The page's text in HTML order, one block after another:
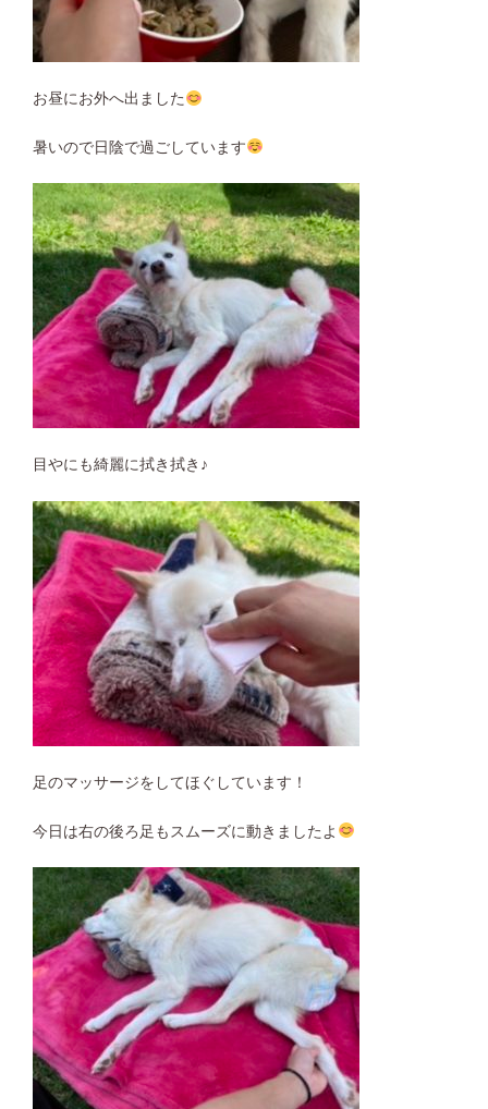
お昼にお外へ出ました
暑いので日陰で過ごしています
目やにも綺麗に拭き拭き♪
足のマッサージをしてほぐしています！
今日は右の後ろ足もスムーズに動きましたよ